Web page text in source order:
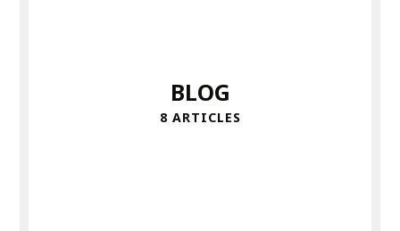
BLOG
8 ARTICLES